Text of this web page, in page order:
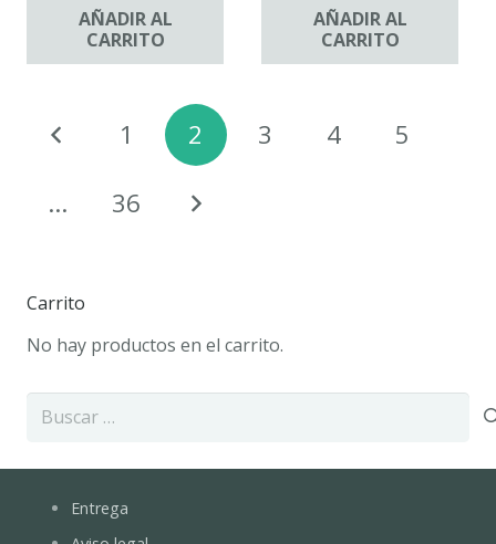
AÑADIR AL
CARRITO
AÑADIR AL
CARRITO
1 2 3 4 5
… 36
Carrito
No hay productos en el carrito.
Buscar:
Entrega